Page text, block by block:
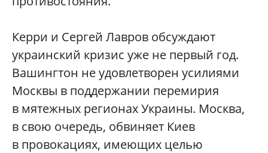
Керри и Сергей Лавров обсуждают
украинский кризис уже не первый год.
Вашингтон не удовлетворен усилиями
Москвы в поддержании перемирия
в мятежных регионах Украины. Москва,
в свою очередь, обвиняет Киев
в провокациях, имеющих целью